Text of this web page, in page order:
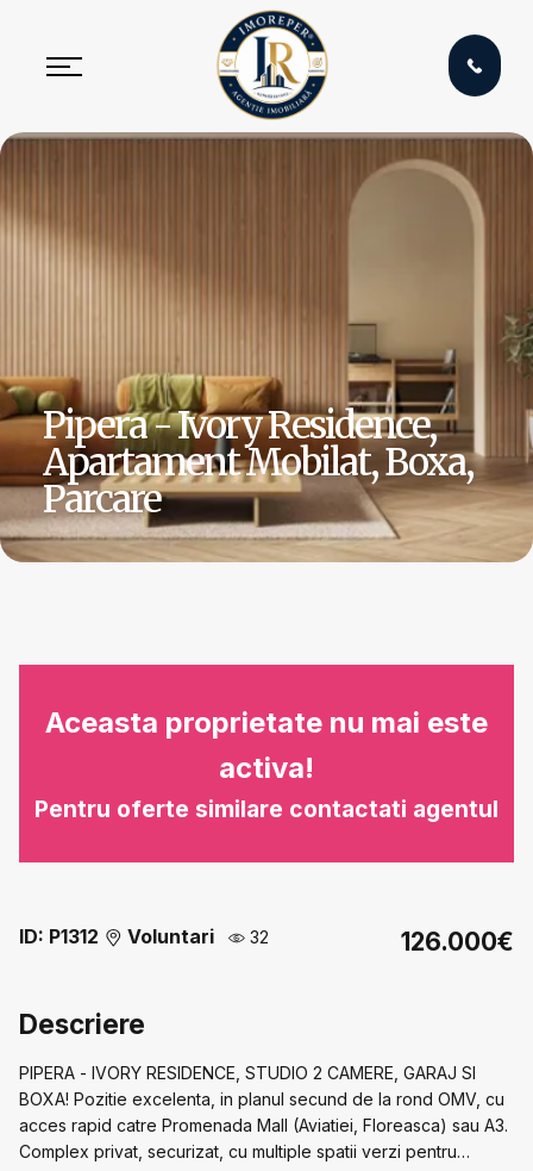
Pipera - Ivory Residence,
Apartament Mobilat, Boxa,
Parcare
Aceasta proprietate nu mai este
activa!
Pentru oferte similare contactati agentul
ID: P1312 Voluntari 32 126.000€
Descriere
PIPERA - IVORY RESIDENCE, STUDIO 2 CAMERE, GARAJ SI
BOXA! Pozitie excelenta, in planul secund de la rond OMV, cu
acces rapid catre Promenada Mall (Aviatiei, Floreasca) sau A3.
Complex privat, securizat, cu multiple spatii verzi pentru